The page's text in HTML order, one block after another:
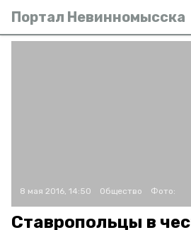
Портал Невинномысска
8 мая 2016, 14:50 Общество Фото:
Ставропольцы в